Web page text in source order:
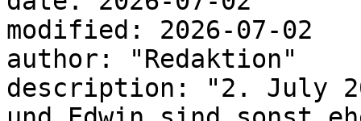
modified: 2026-07-02
author: "Redaktion"
description: "2. July